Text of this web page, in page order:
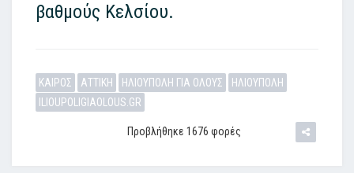
βαθμούς Κελσίου.
ΚΑΙΡΟΣ ΑΤΤΙΚΗ ΗΛΙΟΥΠΟΛΗ ΓΙΑ ΟΛΟΥΣ
ΗΛΙΟΥΠΟΛΗ
ILIOUPOLIGIAOLOUS.GR
Προβλήθηκε 1676 φορές